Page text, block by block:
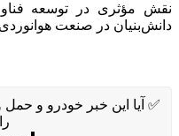
مؤثری در توسعه
در صنعت هوانوردی و
✅ آیا این خبر خودرو و حمل و
را